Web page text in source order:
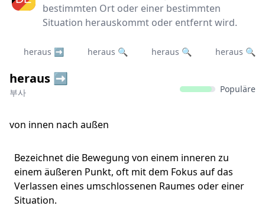
bestimmten Ort oder einer bestimmten
Situation herauskommt oder entfernt wird.
heraus ➡️ heraus 🔍 heraus 🔍 heraus 🔍
heraus ➡️
부사 Populäre
von innen nach außen
Bezeichnet die Bewegung von einem inneren zu
einem äußeren Punkt, oft mit dem Fokus auf das
Verlassen eines umschlossenen Raumes oder einer
Situation.